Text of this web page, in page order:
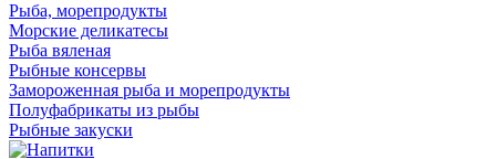
Рыба, морепродукты
Морские деликатесы
Рыба вяленая
Рыбные консервы
Замороженная рыба и морепродукты
Полуфабрикаты из рыбы
Рыбные закуски